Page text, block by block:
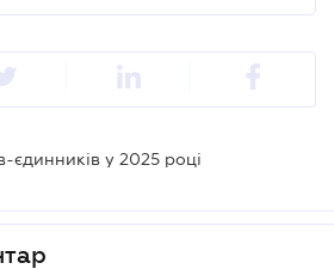
єдинників у 2025 році